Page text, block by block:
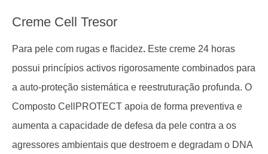
Creme Cell Tresor
Para pele com rugas e flacidez. Este creme 24 horas
possui princípios activos rigorosamente combinados para
a auto-proteção sistemática e reestruturação profunda. O
Composto CellPROTECT apoia de forma preventiva e
aumenta a capacidade de defesa da pele contra a os
agressores ambientais que destroem e degradam o DNA